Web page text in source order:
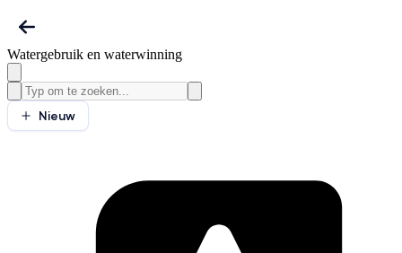
Watergebruik en waterwinning
Nieuw